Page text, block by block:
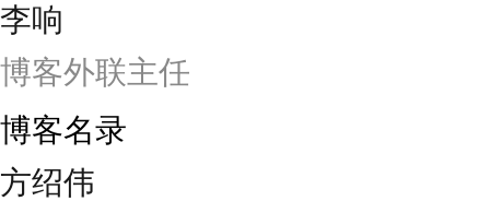
李响
博客外联主任
博客名录
方绍伟